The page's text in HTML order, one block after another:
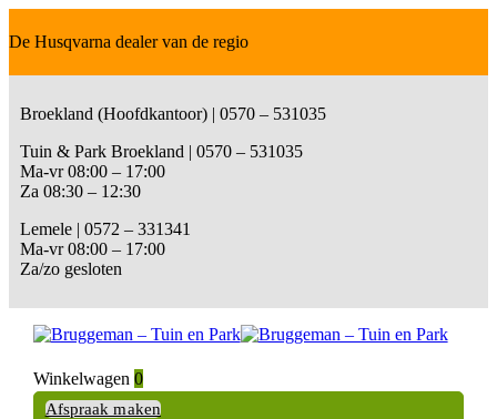
De Husqvarna dealer van de regio
Broekland (Hoofdkantoor) | 0570 – 531035
Tuin & Park Broekland | 0570 – 531035
Ma-vr 08:00 – 17:00
Za 08:30 – 12:30
Lemele | 0572 – 331341
Ma-vr 08:00 – 17:00
Za/zo gesloten
Winkelwagen 0
Afspraak maken